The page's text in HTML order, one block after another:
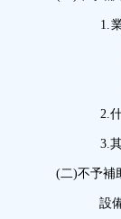
1.
2.
3.
(二)不予補
設